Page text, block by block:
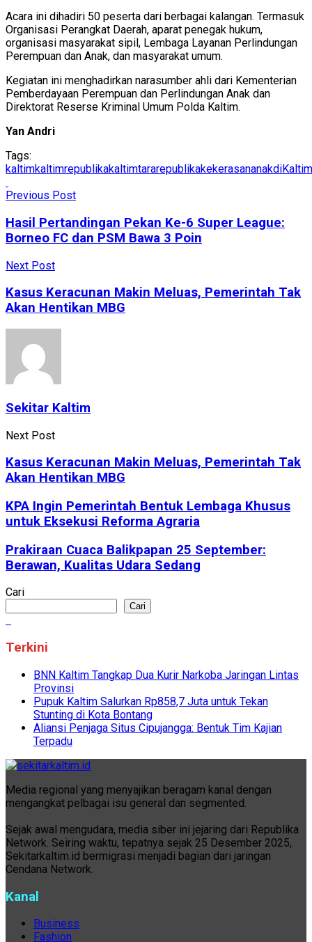
Acara ini dihadiri 50 peserta dari berbagai kalangan. Termasuk
Organisasi Perangkat Daerah, aparat penegak hukum,
organisasi masyarakat sipil, Lembaga Layanan Perlindungan
Perempuan dan Anak, dan masyarakat umum.
Kegiatan ini menghadirkan narasumber ahli dari Kementerian
Pemberdayaan Perempuan dan Perlindungan Anak dan
Direktorat Reserse Kriminal Umum Polda Kaltim.
Yan Andri
Tags:
kaltimkaltimrepublikakaltimtararepublikakekerasananakdiKaltim
Previous Post
Hasil Pertandingan Pekan Ke-6 Super League:
Borneo FC dan PSM Bawa 3 Poin
Next Post
Kasus Keracunan Makin Meluas, Pemerintah Tak
Akan Hentikan MBG
Sekitar Kaltim
Next Post
Kasus Keracunan Makin Meluas, Pemerintah Tak
Akan Hentikan MBG
KPA Ingin Pemerintah Bentuk Lembaga Khusus
untuk Eksekusi Reforma Agraria
Prakiraan Cuaca Balikpapan 25 September:
Berawan, Kualitas Udara Sedang
Cari
Cari
Terkini
BNN Kaltim Tangkap Dua Kurir Narkoba Jaringan Lintas
Provinsi
Pupuk Kaltim Salurkan Rp858,7 Juta untuk Tekan
Stunting di Kota Bontang
Aliansi Penjaga Situs Cipujangga: Bentuk Tim Kajian
Terpadu
Media regional yang menyajikan beragam kanal dengan
mengangkat pelbagai isu general dan segmented.
Sejak awal mengudara, media siber ini jejaring dari Republika
Network. Seiring waktu, tepatnya sejak 25 Desember 2025,
Sekitarkaltim.id bermigrasi menjadi bagian dari jaringan
Cendana Network.
Kanal
Business
Fashion